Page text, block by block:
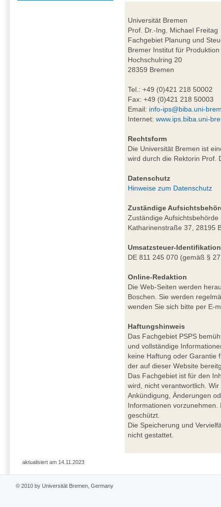
Universität Bremen
Prof. Dr.-Ing. Michael Freitag
Fachgebiet Planung und
Bremer Institut für
Hochschulring 20
28359 Bremen
Tel.: +49 (0)421 218 50002
Fax: +49 (0)421 218 50003
Email: info-ips@biba.uni-
Internet:www.ips.biba.uni-
Rechtsform
Die Universität Bremen ist
wird durch die Rektorin Prof.
Datenschutz
Hinweise zum Datenschutz
Zuständige
Zuständige
Katharinenstraße 37, 28195
Umsatzsteuer-
DE 811 245 070 (gemäß §
Online-Redaktion
Die Web-Seiten werden
Boschen. Sie werden
wenden Sie sich bitte per E-
Haftungshinweis
Das Fachgebiet PSPS
und vollständige
keine Haftung oder Garantie
der auf dieser Website
Das Fachgebiet ist für den
wird, nicht verantwortlich.
Ankündigung, Änderungen
Informationen
geschützt.
Die Speicherung und
nicht gestattet.
aktualisiert am 14.11.2023
© 2010 by Universität Bremen, Germany